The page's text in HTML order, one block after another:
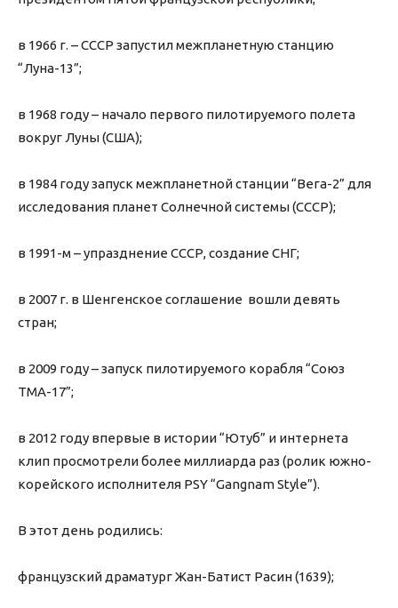
в 1966 г. – СССР запустил межпланетную станцию
“Луна-13”;
в 1968 году – начало первого пилотируемого полета
вокруг Луны (США);
в 1984 году запуск межпланетной станции “Вега-2” для
исследования планет Солнечной системы (СССР);
в 1991-м – упразднение СССР, создание СНГ;
в 2007 г. в Шенгенское соглашение вошли девять
стран;
в 2009 году – запуск пилотируемого корабля “Союз
ТМА-17”;
в 2012 году впервые в истории “Ютуб” и интернета
клип просмотрели более миллиарда раз (ролик южно-
корейского исполнителя PSY “Gangnam Style”).
В этот день родились:
французский драматург Жан-Батист Расин (1639);